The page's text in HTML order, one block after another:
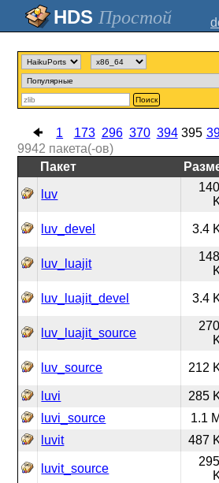
Простой
Поиск
1 173 296 370 394 395
9942 пакета(-ов)
Пакет
luv
luv_devel 3.4
luv_luajit
luv_luajit_devel 3.4
luv_luajit_source
luv_source 212
luvi
285
luvi_source
1.1
luvit
487
luvit_source